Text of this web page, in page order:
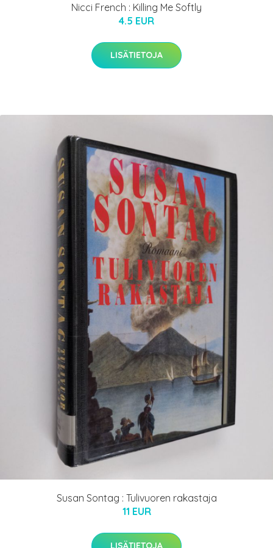
Nicci French : Killing Me Softly
4.5 EUR
LISÄTIETOJA
Susan Sontag : Tulivuoren rakastaja
11 EUR
LISÄTIETOJA